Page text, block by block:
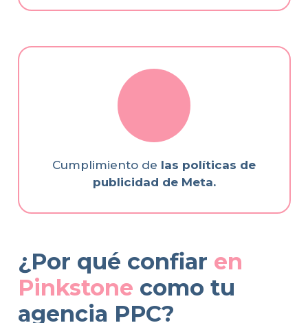
Cumplimiento de las políticas de
publicidad de Meta.
¿Por qué confiar en
Pinkstone como tu
agencia PPC?